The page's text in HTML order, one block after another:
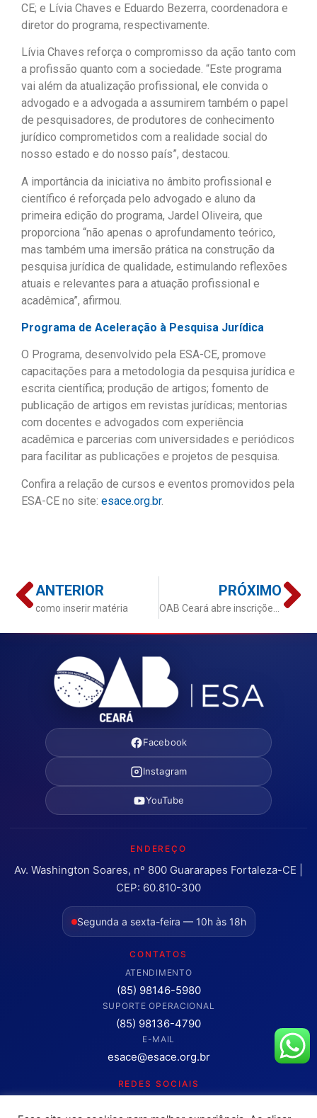
CE; e Lívia Chaves e Eduardo Bezerra, coordenadora e
diretor do programa, respectivamente.
Lívia Chaves reforça o compromisso da ação tanto com
a profissão quanto com a sociedade. “Este programa
vai além da atualização profissional, ele convida o
advogado e a advogada a assumirem também o papel
de pesquisadores, de produtores de conhecimento
jurídico comprometidos com a realidade social do
nosso estado e do nosso país”, destacou.
A importância da iniciativa no âmbito profissional e
científico é reforçada pelo advogado e aluno da
primeira edição do programa, Jardel Oliveira, que
proporciona “não apenas o aprofundamento teórico,
mas também uma imersão prática na construção da
pesquisa jurídica de qualidade, estimulando reflexões
atuais e relevantes para a atuação profissional e
acadêmica”, afirmou.
Programa de Aceleração à Pesquisa Jurídica
O Programa, desenvolvido pela ESA-CE, promove
capacitações para a metodologia da pesquisa jurídica e
escrita científica; produção de artigos; fomento de
publicação de artigos em revistas jurídicas; mentorias
com docentes e advogados com experiência
acadêmica e parcerias com universidades e periódicos
para facilitar as publicações e projetos de pesquisa.
Confira a relação de cursos e eventos promovidos pela
ESA-CE no site: esace.org.br.
ANTERIOR
como inserir matéria
PRÓXIMO
Facebook
Instagram
YouTube
ENDEREÇO
Av. Washington Soares, nº 800 Guararapes Fortaleza-CE |
CEP: 60.810-300
Segunda a sexta-feira — 10h às 18h
CONTATOS
ATENDIMENTO
(85) 98146-5980
SUPORTE OPERACIONAL
(85) 98136-4790
E-MAIL
esace@esace.org.br
REDES SOCIAIS